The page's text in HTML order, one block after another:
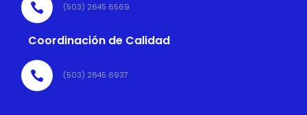
 (503) 2645 6569
Coordinación de Calidad
 (503) 2645 6937